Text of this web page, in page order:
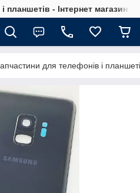
планшетів - Інтернет магазин
для телефонів і